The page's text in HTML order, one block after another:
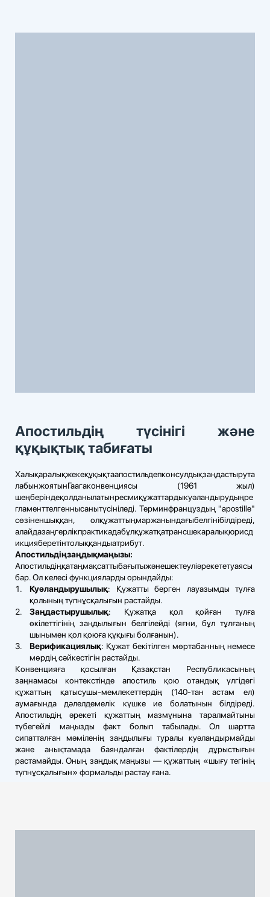
Апостильдің түсінігі және
құқықтық табиғаты
Халықаралықжекеқұқықтаапостильдепконсулдықзаңдастырута
лабынжоятынГаагаконвенциясы (1961 жыл)
шеңберіндеқолданылатынресмиқұжаттардыкуәландырудыңре
гламенттелгеннысанытүсініледі. Терминфранцуздың "apostille"
сөзіненшыққан, олқұжаттыңмаржанындағыбелгінібілдіреді,
алайдазаңгерлікпрактикадабұлқұжатқатрансшекаралықюрисд
икцияберетінтолыққандыатрибут.
Апостильдіңзаңдықмаңызы:
Апостильдіңқатаңмақсаттыбағытыжәнешектеуліәрекететуаясы
бар. Ол келесі функцияларды орындайды:
Куәландырушылық: Құжатты берген лауазымды тұлға
қолының түпнұсқалығын растайды.
Заңдастырушылық: Құжатқа қол қойған тұлға
өкілеттігінің заңдылығын белгілейді (яғни, бұл тұлғаның
шынымен қол қоюға құқығы болғанын).
Верификациялық: Құжат бекітілген мөртабанның немесе
мөрдің сәйкестігін растайды.
Конвенцияға қосылған Қазақстан Республикасының
заңнамасы контекстінде апостиль қою отандық үлгідегі
құжаттың қатысушы-мемлекеттердің (140-тан астам ел)
аумағында дәлелдемелік күшке ие болатынын білдіреді.
Апостильдің әрекеті құжаттың мазмұнына таралмайтыны
түбегейлі маңызды факт болып табылады. Ол шартта
сипатталған мәміленің заңдылығы туралы куәландырмайды
және анықтамада баяндалған фактілердің дұрыстығын
растамайды. Оның заңдық маңызы — құжаттың «шығу тегінің
түпнұсқалығын» формальды растау ғана.